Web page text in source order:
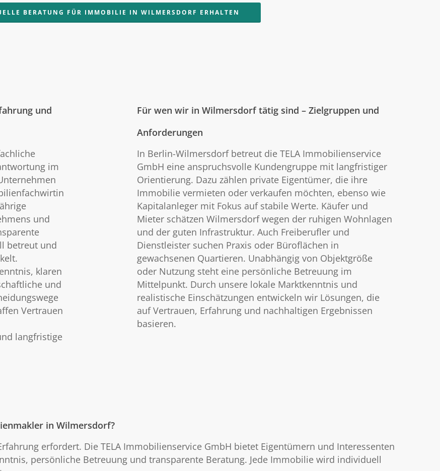
BERATUNG FÜR IMMOBILIE IN WILMERSDORF ERHALTEN
und
im
und
betreut und
klaren
und
Vertrauen
langfristige
Für wen wir in Wilmersdorf tätig sind – Zielgruppen und
Anforderungen
In Berlin-Wilmersdorf betreut die TELA Immobilienservice
GmbH eine anspruchsvolle Kundengruppe mit langfristiger
Orientierung. Dazu zählen private Eigentümer, die ihre
Immobilie vermieten oder verkaufen möchten, ebenso wie
Kapitalanleger mit Fokus auf stabile Werte. Käufer und
Mieter schätzen Wilmersdorf wegen der ruhigen Wohnlagen
und der guten Infrastruktur. Auch Freiberufler und
Dienstleister suchen Praxis oder Büroflächen in
gewachsenen Quartieren. Unabhängig von Objektgröße
oder Nutzung steht eine persönliche Betreuung im
Mittelpunkt. Durch unsere lokale Marktkenntnis und
realistische Einschätzungen entwickeln wir Lösungen, die
auf Vertrauen, Erfahrung und nachhaltigen Ergebnissen
basieren.
in Wilmersdorf?
erfordert. Die TELA Immobilienservice GmbH bietet Eigentümern und Interessenten
persönliche Betreuung und transparente Beratung. Jede Immobilie wird individuell